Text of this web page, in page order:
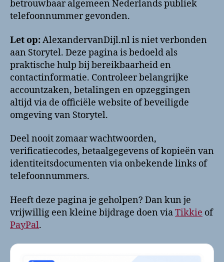
betrouwbaar algemeen Nederlands publiek
telefoonnummer gevonden.
Let op:AlexandervanDijl.nl is niet verbonden
aan Storytel. Deze pagina is bedoeld als
praktische hulp bij bereikbaarheid en
contactinformatie. Controleer belangrijke
accountzaken, betalingen en opzeggingen
altijd via de officiële website of beveiligde
omgeving van Storytel.
Deel nooit zomaar wachtwoorden,
verificatiecodes, betaalgegevens of kopieën van
identiteitsdocumenten via onbekende links of
telefoonnummers.
Heeft deze pagina je geholpen? Dan kun je
vrijwillig een kleine bijdrage doen viaTikkie of
PayPal.